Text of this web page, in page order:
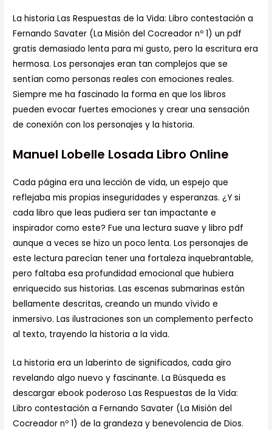
La historia Las Respuestas de la Vida: Libro contestación a
Fernando Savater (La Misión del Cocreador nº 1) un pdf
gratis demasiado lenta para mi gusto, pero la escritura era
hermosa. Los personajes eran tan complejos que se
sentían como personas reales con emociones reales.
Siempre me ha fascinado la forma en que los libros
pueden evocar fuertes emociones y crear una sensación
de conexión con los personajes y la historia.
Manuel Lobelle Losada Libro Online​
Cada página era una lección de vida, un espejo que
reflejaba mis propias inseguridades y esperanzas. ¿Y si
cada libro que leas pudiera ser tan impactante e
inspirador como este? Fue una lectura suave y libro pdf
aunque a veces se hizo un poco lenta. Los personajes de
este lectura parecían tener una fortaleza inquebrantable,
pero faltaba esa profundidad emocional que hubiera
enriquecido sus historias. Las escenas submarinas están
bellamente descritas, creando un mundo vívido e
inmersivo. Las ilustraciones son un complemento perfecto
al texto, trayendo la historia a la vida.
La historia era un laberinto de significados, cada giro
revelando algo nuevo y fascinante. La Búsqueda es
descargar ebook poderoso Las Respuestas de la Vida:
Libro contestación a Fernando Savater (La Misión del
Cocreador nº 1) de la grandeza y benevolencia de Dios.